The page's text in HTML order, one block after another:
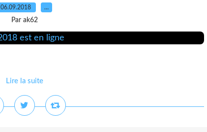
06.09.2018 …
Par ak62
Lire la suite